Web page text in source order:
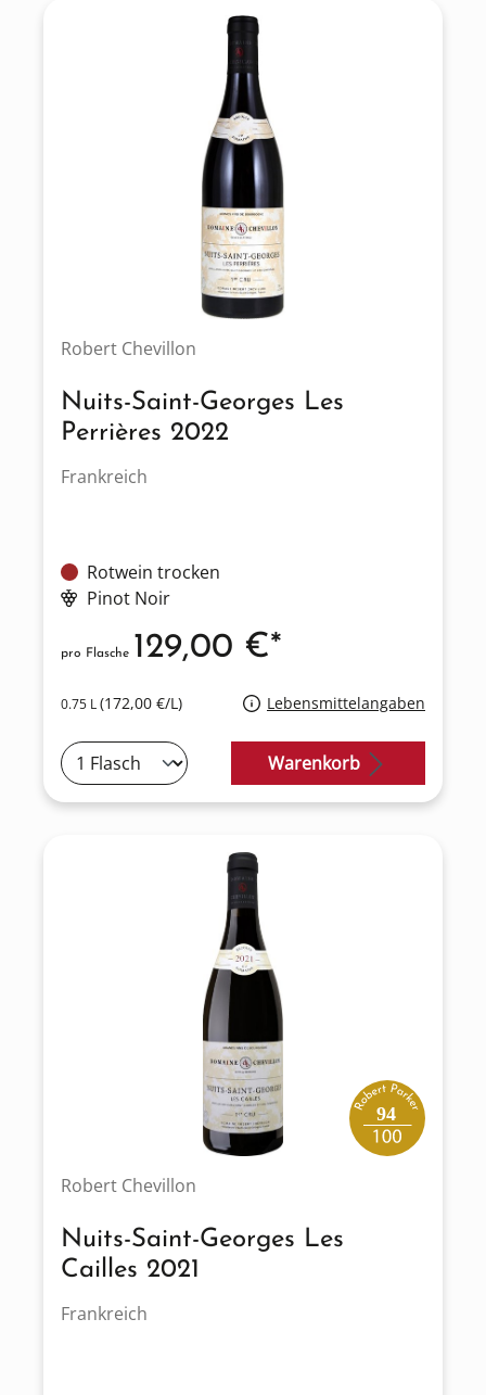
Robert Chevillon
Nuits-Saint-Georges Les
Perrières 2022
Frankreich
Rotwein trocken
Pinot Noir
0.75 L(172,00 €/L) Lebensmittelangaben
pro Flasche 129,00 €*
Warenkorb
94
Robert Chevillon
Nuits-Saint-Georges Les
Cailles 2021
Frankreich